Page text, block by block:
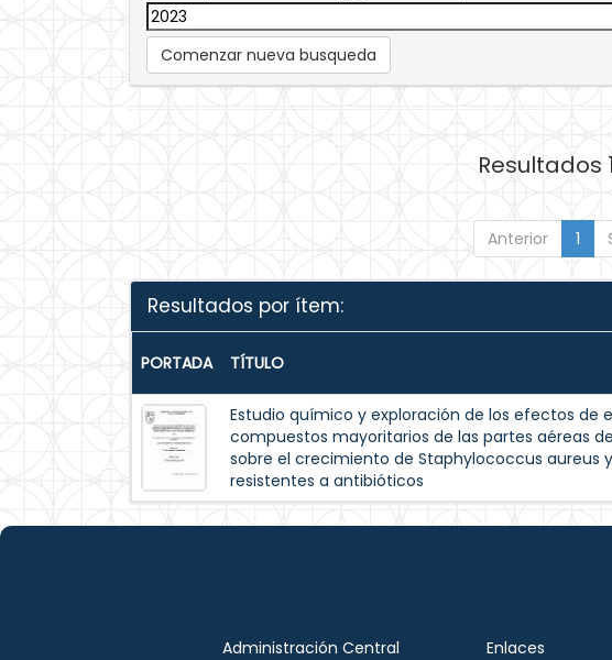
Comenzar nueva busqueda
Resultados
Anterior 1
Resultados por ítem:
PORTADA TÍTULO
Estudio químico y exploración de los efectos de
compuestos mayoritarios de las partes aéreas
sobre el crecimiento de Staphylococcus aureus
resistentes a antibióticos
Administración Central
Enlaces